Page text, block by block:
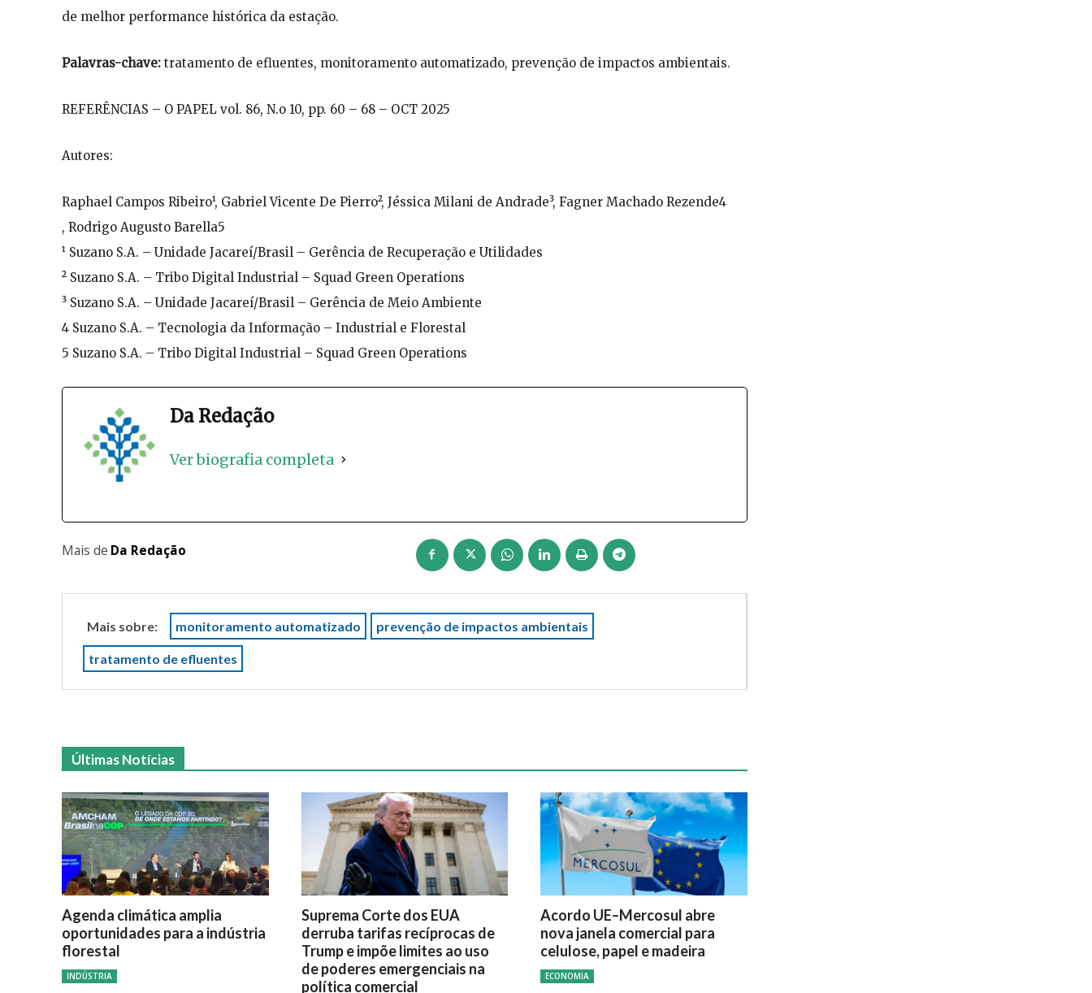
de melhor performance histórica da estação.
Palavras-chave: tratamento de efluentes, monitoramento automatizado, prevenção de impactos ambientais.
REFERÊNCIAS – O PAPEL vol. 86, N.o 10, pp. 60 – 68 – OCT 2025
Autores:
Raphael Campos Ribeiro¹, Gabriel Vicente De Pierro², Jéssica Milani de Andrade³, Fagner Machado Rezende4
, Rodrigo Augusto Barella5
¹ Suzano S.A. – Unidade Jacareí/Brasil – Gerência de Recuperação e Utilidades
² Suzano S.A. – Tribo Digital Industrial – Squad Green Operations
³ Suzano S.A. – Unidade Jacareí/Brasil – Gerência de Meio Ambiente
4 Suzano S.A. – Tecnologia da Informação – Industrial e Florestal
5 Suzano S.A. – Tribo Digital Industrial – Squad Green Operations
Da Redação
Ver biografia completa
Mais de Da Redação
Mais sobre: monitoramento automatizado prevenção de impactos ambientais
tratamento de efluentes
Últimas Notícias
Agenda climática amplia
oportunidades para a indústria
florestal
INDÚSTRIA
Suprema Corte dos EUA
derruba tarifas recíprocas de
Trump e impõe limites ao uso
de poderes emergenciais na
política comercial
Acordo UE–Mercosul abre
nova janela comercial para
celulose, papel e madeira
ECONOMIA